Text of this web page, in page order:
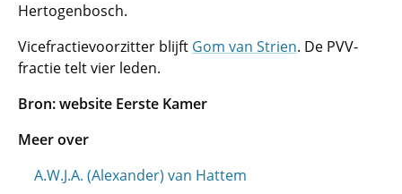
Hertogenbosch.
Vicefractievoorzitter blijft Gom van Strien. De PVV-
fractie telt vier leden.
Bron: website Eerste Kamer
Meer over
A.W.J.A. (Alexander) van Hattem